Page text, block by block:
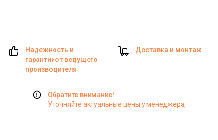
Надежность и
гарантииот ведущего
производителя
Доставка и монтаж
Обратите внимание!
Уточняйте актуальные цены у менеджера,